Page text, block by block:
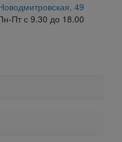
49
Пт с 9.30 до 18.00